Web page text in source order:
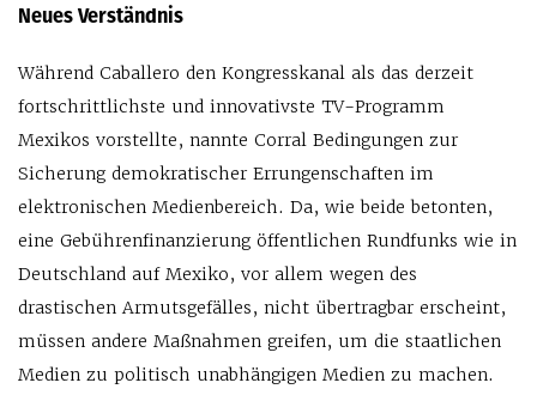
Neues Verständnis
Während Caballero den Kongresskanal als das derzeit
fortschrittlichste und innovativste TV-Programm
Mexikos vorstellte, nannte Corral Bedingungen zur
Sicherung demokratischer Errungenschaften im
elektronischen Medienbereich. Da, wie beide betonten,
eine Gebührenfinanzierung öffentlichen Rundfunks wie in
Deutschland auf Mexiko, vor allem wegen des
drastischen Armutsgefälles, nicht übertragbar erscheint,
müssen andere Maßnahmen greifen, um die staatlichen
Medien zu politisch unabhängigen Medien zu machen.